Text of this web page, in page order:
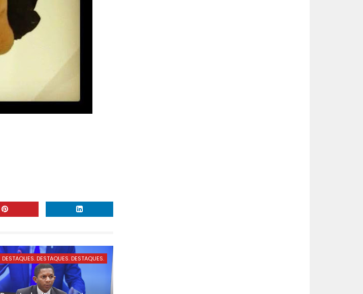
DESTAQUES. DESTAQUES. DESTAQUES.